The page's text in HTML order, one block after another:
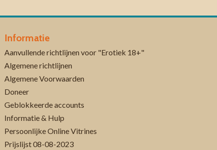
Informatie
Aanvullende richtlijnen voor "Erotiek 18+"
Algemene richtlijnen
Algemene Voorwaarden
Doneer
Geblokkeerde accounts
Informatie & Hulp
Persoonlijke Online Vitrines
Prijslijst 08-08-2023